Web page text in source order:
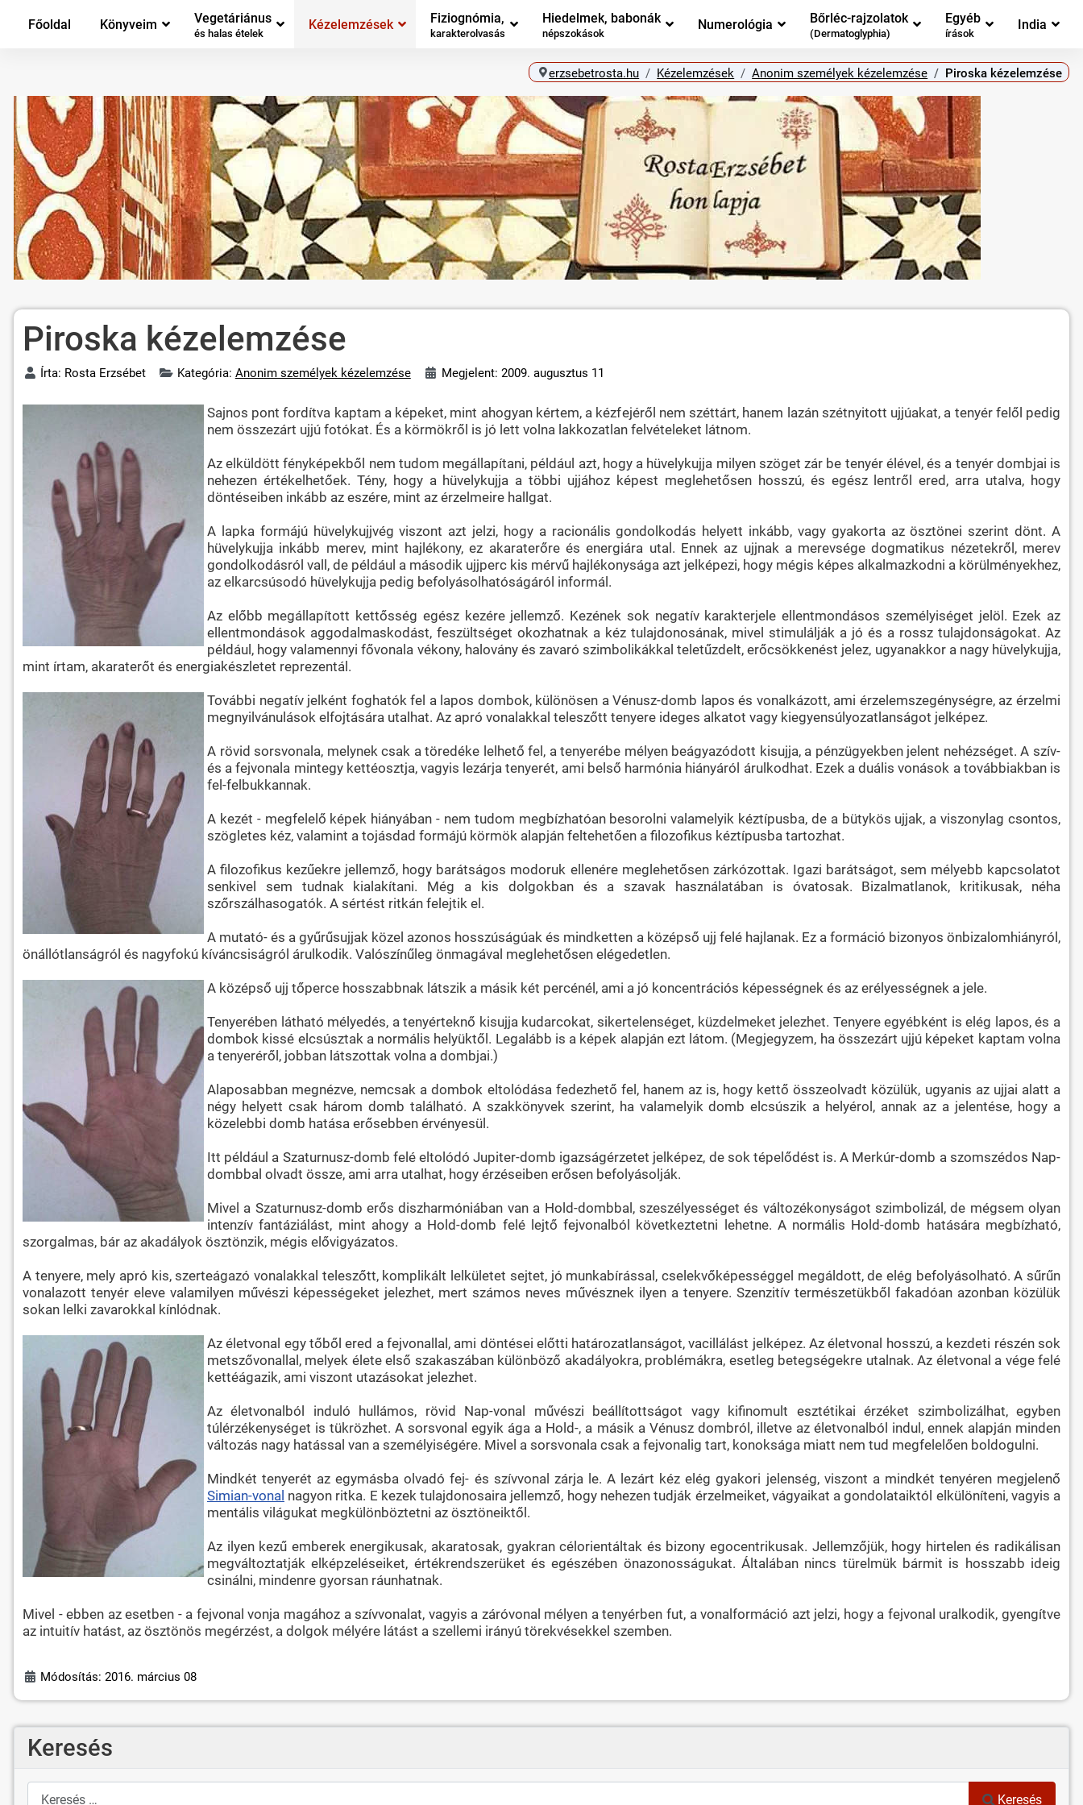
Főoldal Könyveim Vegetáriánus
és halas ételek
Kézelemzések Fiziognómia,
karakterolvasás
Hiedelmek, babonák
népszokások
Numerológia Bőrléc-rajzolatok
(Dermatoglyphia)
Egyéb
írások
India
erzsebetrosta.hu Kézelemzések Anonim személyek kézelemzése Piroska kézelemzése
Piroska kézelemzése
Írta: Rosta Erzsébet Kategória: Anonim személyek kézelemzése Megjelent: 2009. augusztus 11
Sajnos pont fordítva kaptam a képeket, mint ahogyan kértem, a kézfejéről nem széttárt, hanem lazán szétnyitott ujjúakat, a tenyér felől pedig
nem összezárt ujjú fotókat. És a körmökről is jó lett volna lakkozatlan felvételeket látnom.
Az elküldött fényképekből nem tudom megállapítani, például azt, hogy a hüvelykujja milyen szöget zár be tenyér élével, és a tenyér dombjai is
nehezen értékelhetőek. Tény, hogy a hüvelykujja a többi ujjához képest meglehetősen hosszú, és egész lentről ered, arra utalva, hogy
döntéseiben inkább az eszére, mint az érzelmeire hallgat.
A lapka formájú hüvelykujjvég viszont azt jelzi, hogy a racionális gondolkodás helyett inkább, vagy gyakorta az ösztönei szerint dönt. A
hüvelykujja inkább merev, mint hajlékony, ez akaraterőre és energiára utal. Ennek az ujjnak a merevsége dogmatikus nézetekről, merev
gondolkodásról vall, de például a második ujjperc kis mérvű hajlékonysága azt jelképezi, hogy mégis képes alkalmazkodni a körülményekhez,
az elkarcsúsodó hüvelykujja pedig befolyásolhatóságáról informál.
Az előbb megállapított kettősség egész kezére jellemző. Kezének sok negatív karakterjele ellentmondásos személyiséget jelöl. Ezek az
ellentmondások aggodalmaskodást, feszültséget okozhatnak a kéz tulajdonosának, mivel stimulálják a jó és a rossz tulajdonságokat. Az
például, hogy valamennyi fővonala vékony, halovány és zavaró szimbolikákkal teletűzdelt, erőcsökkenést jelez, ugyanakkor a nagy hüvelykujja,
mint írtam, akaraterőt és energiakészletet reprezentál.
További negatív jelként foghatók fel a lapos dombok, különösen a Vénusz-domb lapos és vonalkázott, ami érzelemszegénységre, az érzelmi
megnyilvánulások elfojtására utalhat. Az apró vonalakkal teleszőtt tenyere ideges alkatot vagy kiegyensúlyozatlanságot jelképez.
A rövid sorsvonala, melynek csak a töredéke lelhető fel, a tenyerébe mélyen beágyazódott kisujja, a pénzügyekben jelent nehézséget. A szív-
és a fejvonala mintegy kettéosztja, vagyis lezárja tenyerét, ami belső harmónia hiányáról árulkodhat. Ezek a duális vonások a továbbiakban is
fel-felbukkannak.
A kezét - megfelelő képek hiányában - nem tudom megbízhatóan besorolni valamelyik kéztípusba, de a bütykös ujjak, a viszonylag csontos,
szögletes kéz, valamint a tojásdad formájú körmök alapján feltehetően a filozofikus kéztípusba tartozhat.
A filozofikus kezűekre jellemző, hogy barátságos modoruk ellenére meglehetősen zárkózottak. Igazi barátságot, sem mélyebb kapcsolatot
senkivel sem tudnak kialakítani. Még a kis dolgokban és a szavak használatában is óvatosak. Bizalmatlanok, kritikusak, néha
szőrszálhasogatók. A sértést ritkán felejtik el.
A mutató- és a gyűrűsujjak közel azonos hosszúságúak és mindketten a középső ujj felé hajlanak. Ez a formáció bizonyos önbizalomhiányról,
önállótlanságról és nagyfokú kíváncsiságról árulkodik. Valószínűleg önmagával meglehetősen elégedetlen.
A középső ujj tőperce hosszabbnak látszik a másik két percénél, ami a jó koncentrációs képességnek és az erélyességnek a jele.
Tenyerében látható mélyedés, a tenyérteknő kisujja kudarcokat, sikertelenséget, küzdelmeket jelezhet. Tenyere egyébként is elég lapos, és a
dombok kissé elcsúsztak a normális helyüktől. Legalább is a képek alapján ezt látom. (Megjegyzem, ha összezárt ujjú képeket kaptam volna
a tenyeréről, jobban látszottak volna a dombjai.)
Alaposabban megnézve, nemcsak a dombok eltolódása fedezhető fel, hanem az is, hogy kettő összeolvadt közülük, ugyanis az ujjai alatt a
négy helyett csak három domb található. A szakkönyvek szerint, ha valamelyik domb elcsúszik a helyérol, annak az a jelentése, hogy a
közelebbi domb hatása erősebben érvényesül.
Itt például a Szaturnusz-domb felé eltolódó Jupiter-domb igazságérzetet jelképez, de sok tépelődést is. A Merkúr-domb a szomszédos Nap-
dombbal olvadt össze, ami arra utalhat, hogy érzéseiben erősen befolyásolják.
Mivel a Szaturnusz-domb erős diszharmóniában van a Hold-dombbal, szeszélyességet és változékonyságot szimbolizál, de mégsem olyan
intenzív fantáziálást, mint ahogy a Hold-domb felé lejtő fejvonalból következtetni lehetne. A normális Hold-domb hatására megbízható,
szorgalmas, bár az akadályok ösztönzik, mégis elővigyázatos.
A tenyere, mely apró kis, szerteágazó vonalakkal teleszőtt, komplikált lelkületet sejtet, jó munkabírással, cselekvőképességgel megáldott, de elég befolyásolható. A sűrűn
vonalazott tenyér eleve valamilyen művészi képességeket jelezhet, mert számos neves művésznek ilyen a tenyere. Szenzitív természetükből fakadóan azonban közülük
sokan lelki zavarokkal kínlódnak.
Az életvonal egy tőből ered a fejvonallal, ami döntései előtti határozatlanságot, vacillálást jelképez. Az életvonal hosszú, a kezdeti részén sok
metszővonallal, melyek élete első szakaszában különböző akadályokra, problémákra, esetleg betegségekre utalnak. Az életvonal a vége felé
kettéágazik, ami viszont utazásokat jelezhet.
Az életvonalból induló hullámos, rövid Nap-vonal művészi beállítottságot vagy kifinomult esztétikai érzéket szimbolizálhat, egyben
túlérzékenységet is tükrözhet. A sorsvonal egyik ága a Hold-, a másik a Vénusz dombról, illetve az életvonalból indul, ennek alapján minden
változás nagy hatással van a személyiségére. Mivel a sorsvonala csak a fejvonalig tart, konoksága miatt nem tud megfelelően boldogulni.
Mindkét tenyerét az egymásba olvadó fej- és szívvonal zárja le. A lezárt kéz elég gyakori jelenség, viszont a mindkét tenyéren megjelenő
Simian-vonal nagyon ritka. E kezek tulajdonosaira jellemző, hogy nehezen tudják érzelmeiket, vágyaikat a gondolataiktól elkülöníteni, vagyis a
mentális világukat megkülönböztetni az ösztöneiktől.
Az ilyen kezű emberek energikusak, akaratosak, gyakran célorientáltak és bizony egocentrikusak. Jellemzőjük, hogy hirtelen és radikálisan
megváltoztatják elképzeléseiket, értékrendszerüket és egészében önazonosságukat. Általában nincs türelmük bármit is hosszabb ideig
csinálni, mindenre gyorsan ráunhatnak.
Mivel - ebben az esetben - a fejvonal vonja magához a szívvonalat, vagyis a záróvonal mélyen a tenyérben fut, a vonalformáció azt jelzi, hogy a fejvonal uralkodik, gyengítve
az intuitív hatást, az ösztönös megérzést, a dolgok mélyére látást a szellemi irányú törekvésekkel szemben.
Módosítás: 2016. március 08
Keresés
Keresés
Keresés